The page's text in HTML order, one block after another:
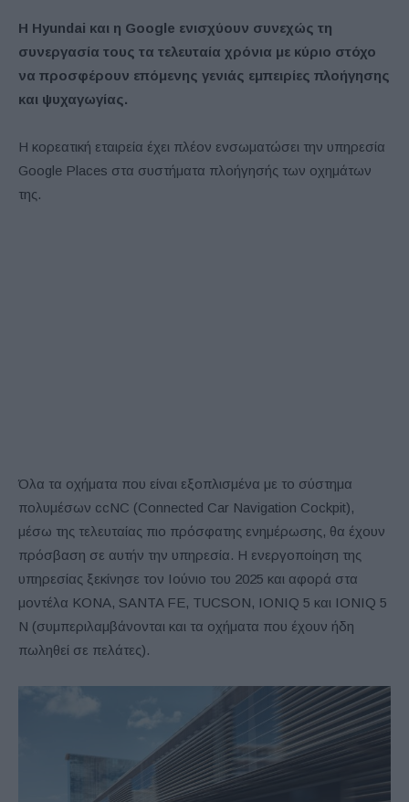
Η Hyundai και η Google ενισχύουν συνεχώς τη
συνεργασία τους τα τελευταία χρόνια με κύριο στόχο
να προσφέρουν επόμενης γενιάς εμπειρίες πλοήγησης
και ψυχαγωγίας.
Η κορεατική εταιρεία έχει πλέον ενσωματώσει την υπηρεσία
Google Places στα συστήματα πλοήγησής των οχημάτων
της.
Όλα τα οχήματα που είναι εξοπλισμένα με το σύστημα
πολυμέσων ccNC (Connected Car Navigation Cockpit),
μέσω της τελευταίας πιο πρόσφατης ενημέρωσης, θα έχουν
πρόσβαση σε αυτήν την υπηρεσία. Η ενεργοποίηση της
υπηρεσίας ξεκίνησε τον Ιούνιο του 2025 και αφορά στα
μοντέλα KONA, SANTA FE, TUCSON, IONIQ 5 και IONIQ 5
N (συμπεριλαμβάνονται και τα οχήματα που έχουν ήδη
πωληθεί σε πελάτες).